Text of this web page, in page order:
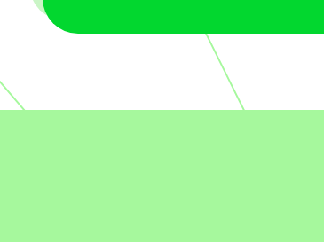
Departamento Pessoal
Para simplificar os processos
Gestão de Empresas e Negócios
Eleve os resultados da organização